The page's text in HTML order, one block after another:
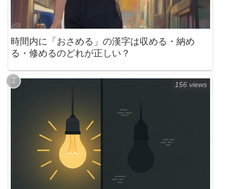
時間内に「おさめる」の漢字は収める・納め
る・修めるのどれが正しい？
156 views